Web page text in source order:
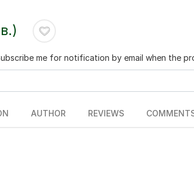
me for notification by email when the
AUTHOR REVIEWS